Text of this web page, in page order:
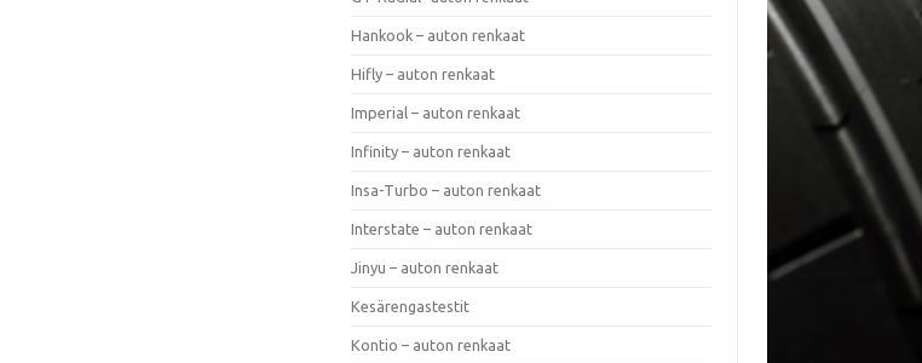
Hankook – auton renkaat
Hifly – auton renkaat
Imperial – auton renkaat
Infinity – auton renkaat
Insa-Turbo – auton renkaat
Interstate – auton renkaat
Jinyu – auton renkaat
Kesärengastestit
Kontio – auton renkaat